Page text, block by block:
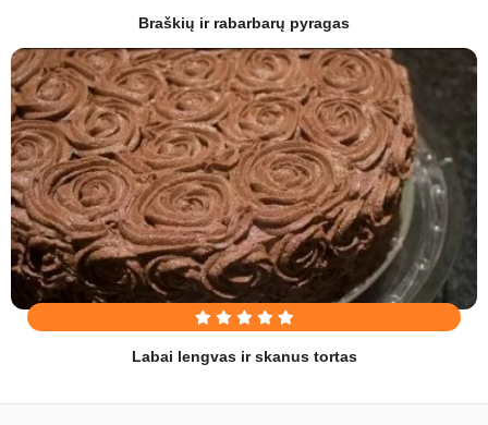
Braškių ir rabarbarų pyragas
Labai lengvas ir skanus tortas